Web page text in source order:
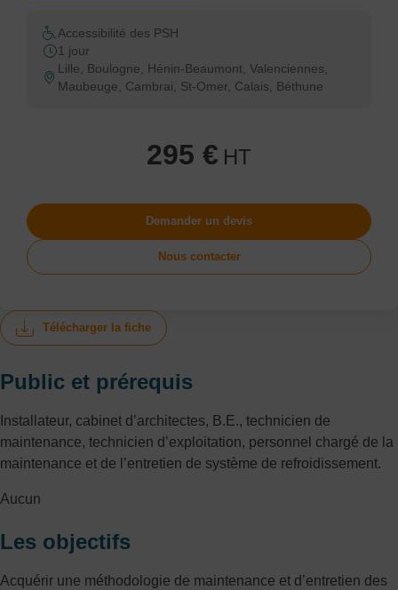
Télécharger la fiche
Public et prérequis
Installateur, cabinet d’architectes, B.E., technicien de
maintenance, technicien d’exploitation, personnel chargé de la
maintenance et de l’entretien de système de refroidissement.
Aucun
Les objectifs
Acquérir une méthodologie de maintenance et d’entretien des
Accessibilité des PSH
1 jour
Lille, Boulogne, Hénin-Beaumont, Valenciennes,
Maubeuge, Cambrai, St-Omer, Calais, Béthune
295 € HT
Demander un devis
Nous contacter